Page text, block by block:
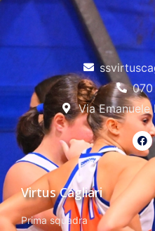
Via
Virtus Cagliari
Prima squadra